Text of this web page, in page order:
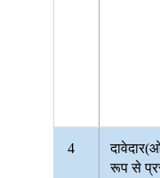
4
रूप से